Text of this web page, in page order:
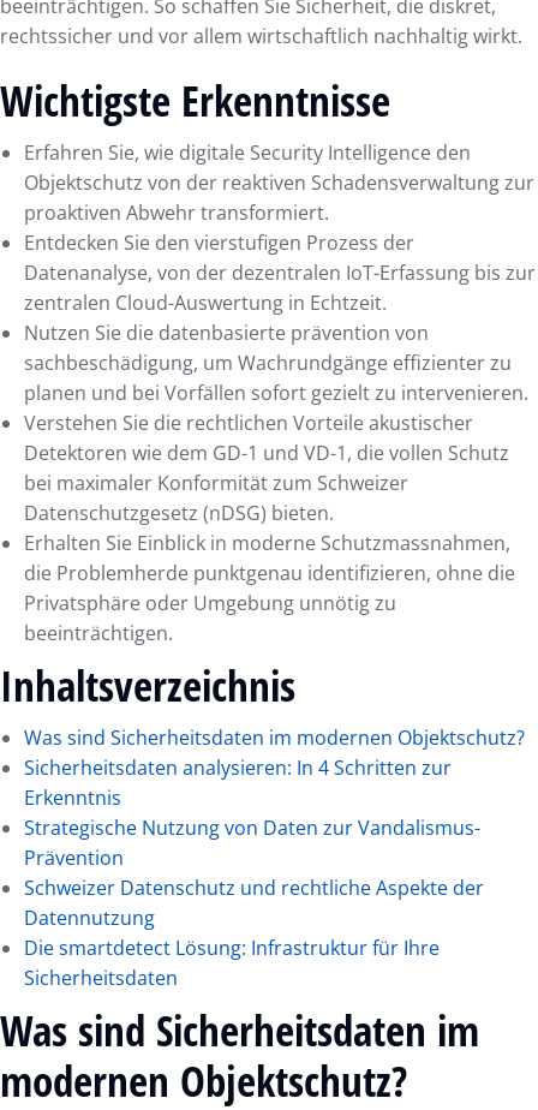
beeinträchtigen. So schaffen Sie Sicherheit, die diskret,
rechtssicher und vor allem wirtschaftlich nachhaltig wirkt.
Wichtigste Erkenntnisse
Erfahren Sie, wie digitale Security Intelligence den
Objektschutz von der reaktiven Schadensverwaltung zur
proaktiven Abwehr transformiert.
Entdecken Sie den vierstufigen Prozess der
Datenanalyse, von der dezentralen IoT-Erfassung bis zur
zentralen Cloud-Auswertung in Echtzeit.
Nutzen Sie die datenbasierte prävention von
sachbeschädigung, um Wachrundgänge effizienter zu
planen und bei Vorfällen sofort gezielt zu intervenieren.
Verstehen Sie die rechtlichen Vorteile akustischer
Detektoren wie dem GD-1 und VD-1, die vollen Schutz
bei maximaler Konformität zum Schweizer
Datenschutzgesetz (nDSG) bieten.
Erhalten Sie Einblick in moderne Schutzmassnahmen,
die Problemherde punktgenau identifizieren, ohne die
Privatsphäre oder Umgebung unnötig zu
beeinträchtigen.
Inhaltsverzeichnis
Was sind Sicherheitsdaten im modernen Objektschutz?
Sicherheitsdaten analysieren: In 4 Schritten zur
Erkenntnis
Strategische Nutzung von Daten zur Vandalismus-
Prävention
Schweizer Datenschutz und rechtliche Aspekte der
Datennutzung
Die smartdetect Lösung: Infrastruktur für Ihre
Sicherheitsdaten
Was sind Sicherheitsdaten im
modernen Objektschutz?